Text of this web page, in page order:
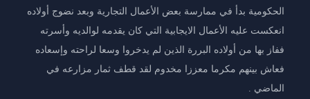
الحكومية بدأ في ممارسة بعض الأعمال التجارية وبعد نضوج أولاده
انعكست عليه الأعمال الايجابية التي كان يقدمه لوالديه وأسرته
ففاز بها من أولاده البررة الذين لم يدخروا وسعا لراحته وإسعاده
فعاش بينهم مكرما معززا مخدوم لقد قطف ثمار مزارعه في
الماضي .